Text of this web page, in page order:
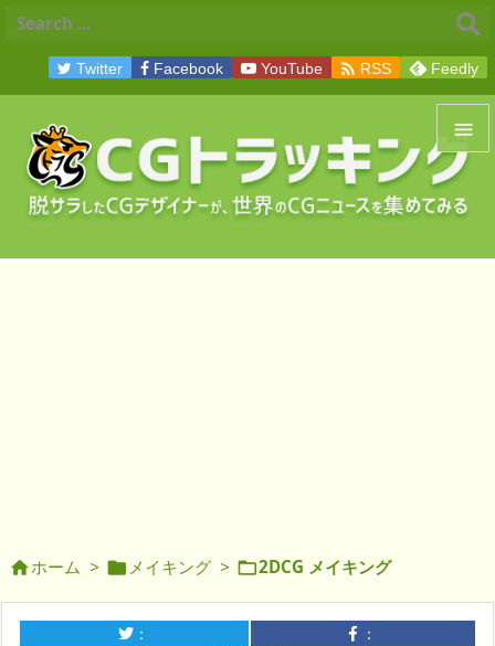


メニュ
Twitter Facebook YouTube  RSS Feedly
ホーム >  メイキング > 2DCG メイキング
： ：